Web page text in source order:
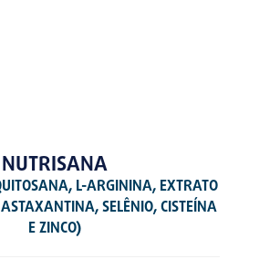
NUTRISANA
L-ARGININA, EXTRATO
SELÊNIO, CISTEÍNA
E ZINCO)